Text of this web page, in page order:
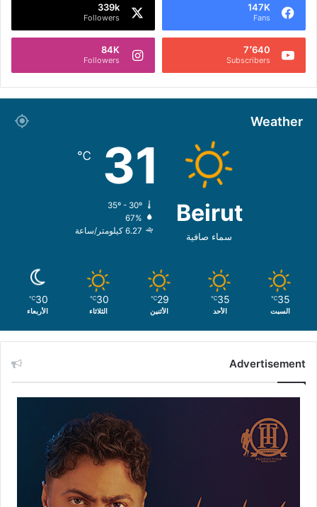
147K
Fans
339k
Followers
7٬640
Subscribers
84K
Followers
Weather
Beirut
سماء صافية
31
℃
35º - 30º
67%
6.27 كيلومتر/ساعة
35
℃
السبت
35
℃
الأحد
29
℃
الأثنين
30
℃
الثلاثاء
30
℃
الأربعاء
Advertisement